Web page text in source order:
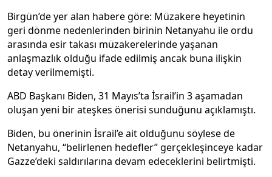
Birgün’de yer alan habere göre: Müzakere heyetinin
geri dönme nedenlerinden birinin Netanyahu ile ordu
arasında esir takası müzakerelerinde yaşanan
anlaşmazlık olduğu ifade edilmiş ancak buna ilişkin
detay verilmemişti.
ABD Başkanı Biden, 31 Mayıs’ta İsrail’in 3 aşamadan
oluşan yeni bir ateşkes önerisi sunduğunu açıklamıştı.
Biden, bu önerinin İsrail’e ait olduğunu söylese de
Netanyahu, “belirlenen hedefler” gerçekleşinceye kadar
Gazze’deki saldırılarına devam edeceklerini belirtmişti.